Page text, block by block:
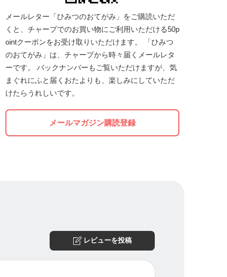
メールレター「ひみつのおてがみ」をご購読いただ
くと、チャープでのお買い物にご利用いただける50p
ointクーポンをお受け取りいただけます。 「ひみつ
のおてがみ」は、チャープから時々届くメールレタ
ーです。 バックナンバーもご覧いただけますが、気
まぐれにふと届くおたよりも、楽しみにしていただ
けたらうれしいです。
メールマガジン購読登録
レビューを投稿